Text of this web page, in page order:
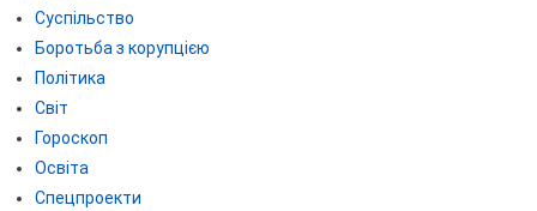
Суспільство
Боротьба з корупцією
Політика
Світ
Гороскоп
Освіта
Спецпроекти